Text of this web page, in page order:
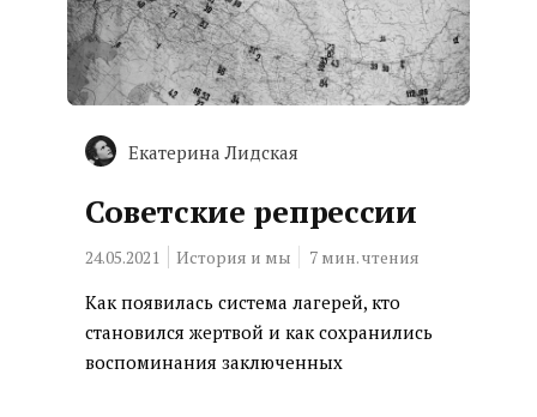
Екатерина Лидская
Советские репрессии
24.05.2021 История и мы 7 мин. чтения
Как появилась система лагерей, кто
становился жертвой и как сохранились
воспоминания заключенных